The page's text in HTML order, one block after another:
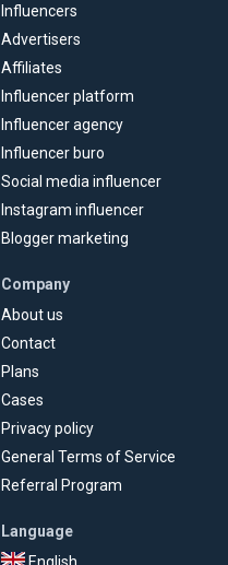
Influencers
Advertisers
Affiliates
Influencer platform
Influencer agency
Influencer buro
Social media influencer
Instagram influencer
Blogger marketing
Company
About us
Contact
Plans
Cases
Privacy policy
General Terms of Service
Referral Program
Language
English